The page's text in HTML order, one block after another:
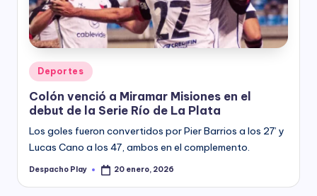
Posted
in
Deportes
Colón venció a Miramar Misiones en el
debut de la Serie Río de La Plata
Los goles fueron convertidos por Pier Barrios a los 27’ y
Lucas Cano a los 47, ambos en el complemento.
Posted
Despacho Play 20 enero, 2026